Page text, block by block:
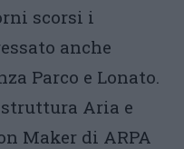
scorsi i
anche
Parco e Lonato.
Aria e
Maker di ARPA